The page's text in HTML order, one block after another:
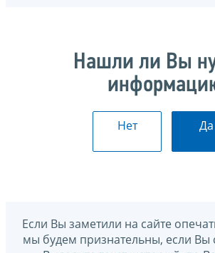
Нашли ли Вы
Нет Да
Если Вы заметили на сайте
мы будем признательны, если Вы